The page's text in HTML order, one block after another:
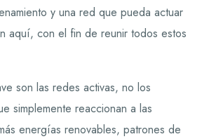
y una red que pueda actuar
aquí, con el fin de reunir todos estos
son las redes activas, no los
simplemente reaccionan a las
energías renovables, patrones de